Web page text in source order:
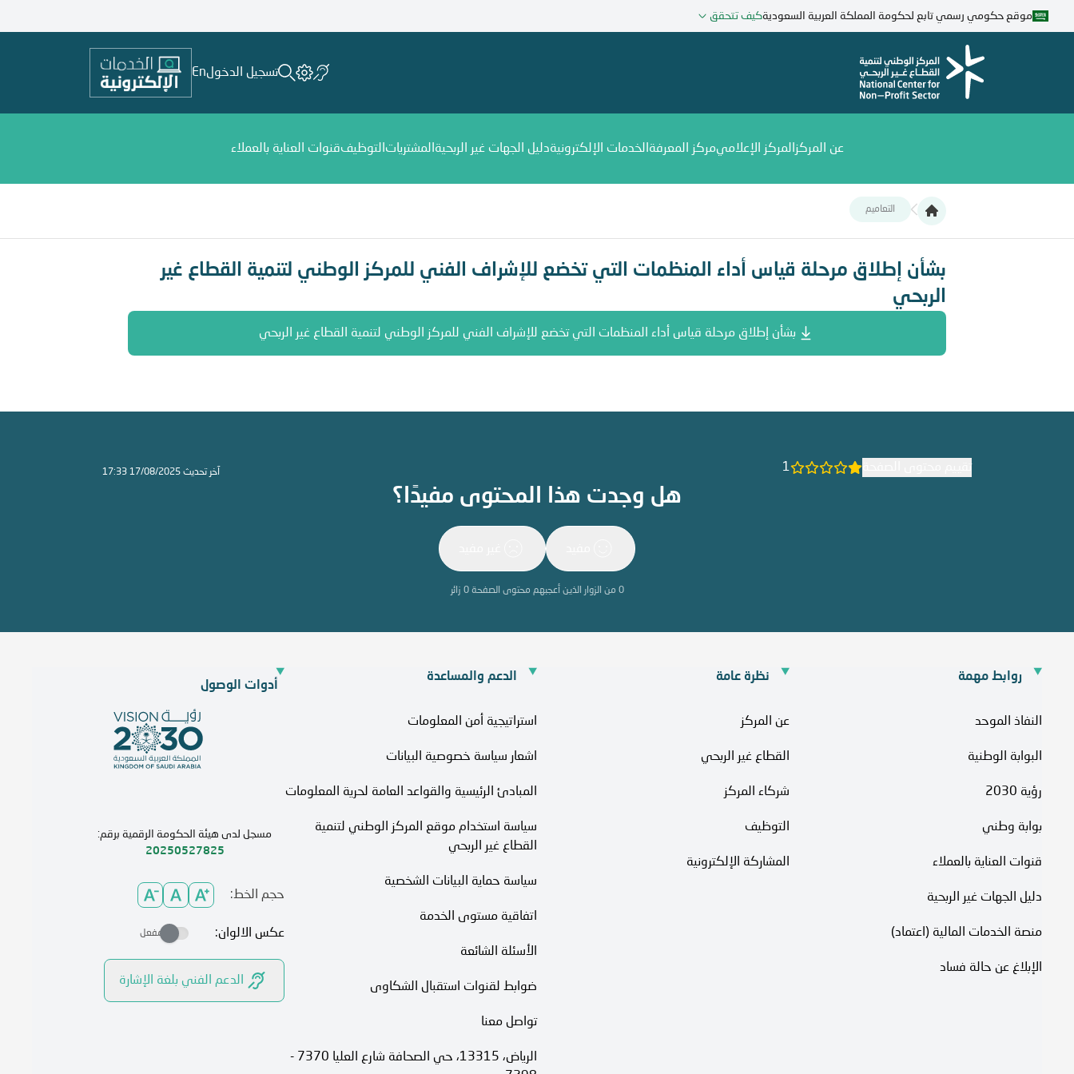
موقع حكومي رسمي تابع لحكومة المملكة العربية السعوديةكيف تتحقق
تسجيل الدخولEn
عن المركز المركز الإعلاميمركز المعرفة الخدمات الإلكترونيةدليل الجهات غير الربحية المشتريات التوظيفقنوات العناية بالعملاء
التعاميم
بشأن إطلاق مرحلة قياس أداء المنظمات التي تخضع للإشراف الفني للمركز الوطني لتنمية القطاع غير الربحي
بشأن إطلاق مرحلة قياس أداء المنظمات التي تخضع للإشراف الفني للمركز الوطني لتنمية القطاع غير
الربحي
بشأن إطلاق مرحلة قياس أداء المنظمات التي تخضع للإشراف الفني للمركز الوطني لتنمية القطاع غير الربحي
هل وجدت هذا المحتوى مفيدًا؟
0 من الزوار الذين أعجبهم محتوى الصفحة0 زائر
1 آخر تحديث 17/08/2025 17:33
أدوات الوصول
مسجل لدى هيئة الحكومة الرقمية برقم:
20250527825
حجم الخط:
عكس الالوان: مفعل
الدعم الفني بلغة الإشارة
روابط مهمة
النفاذ الموحد
البوابة الوطنية
رؤية 2030
بوابة وطني
قنوات العناية بالعملاء
دليل الجهات غير الربحية
منصة الخدمات المالية (اعتماد)
الإبلاغ عن حالة فساد
نظرة عامة
عن المركز
القطاع غير الربحي
شركاء المركز
التوظيف
المشاركة الإلكترونية
الدعم والمساعدة
استراتيجية أمن المعلومات
اشعار سياسة خصوصية البيانات
المبادئ الرئيسية والقواعد العامة لحرية المعلومات
سياسة استخدام موقع المركز الوطني لتنمية
القطاع غير الربحي
سياسة حماية البيانات الشخصية
اتفاقية مستوى الخدمة​
الأسئلة الشائعة
ضوابط لقنوات استقبال الشكاوى
تواصل معنا
الرياض، 13315، حي الصحافة شارع العليا 7370 -